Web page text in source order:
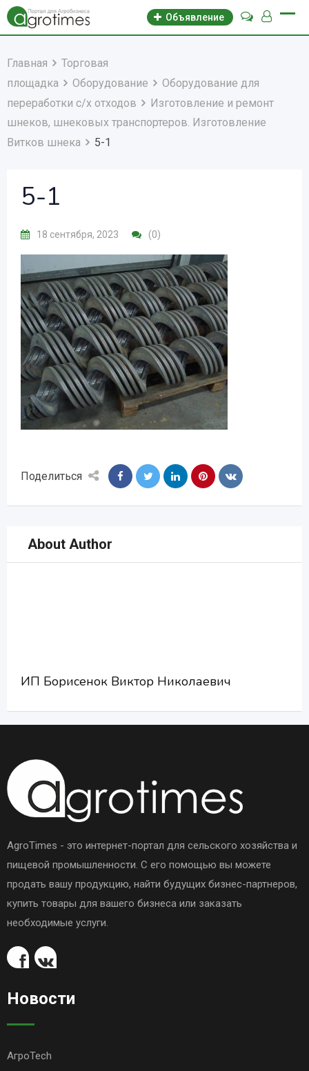
Объявление
Главная
Торговая
площадка
Оборудование
Оборудование для
переработки с/х отходов
Изготовление и ремонт
шнеков, шнековых транспортеров. Изготовление
Витков шнека
5-1
5-1
18 сентября, 2023 (0)
Поделиться
About Author
ИП Борисенок Виктор Николаевич
AgroTimes - это интернет-портал для сельского хозяйства и
пищевой промышленности. С его помощью вы можете
продать вашу продукцию, найти будущих бизнес-партнеров,
купить товары для вашего бизнеса или заказать
необходимые услуги.
Новости
АгроTech